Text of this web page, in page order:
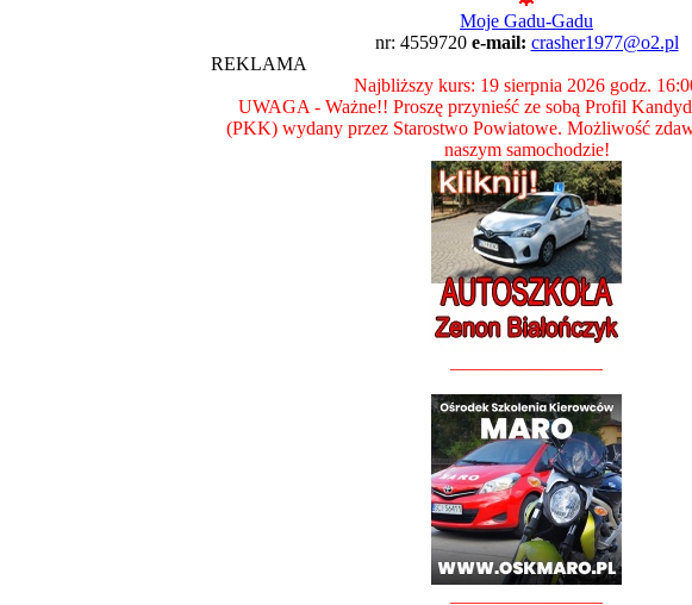
Moje Gadu-Gadu
nr: 4559720 e-mail: crasher1977@o2.pl
REKLAMA
Najbliższy kurs: 19 sierpnia 2026 godz.
UWAGA - Ważne!! Proszę przynieść ze sobą Profil
(PKK) wydany przez Starostwo Powiatowe. Możliwość
naszym samochodzie!